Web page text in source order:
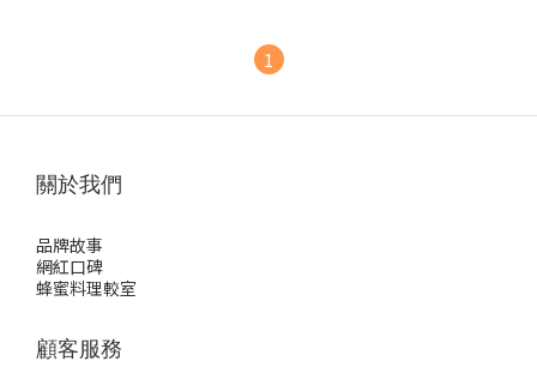
1
關於我們
品牌故事
網紅口碑
蜂蜜料理較室
顧客服務